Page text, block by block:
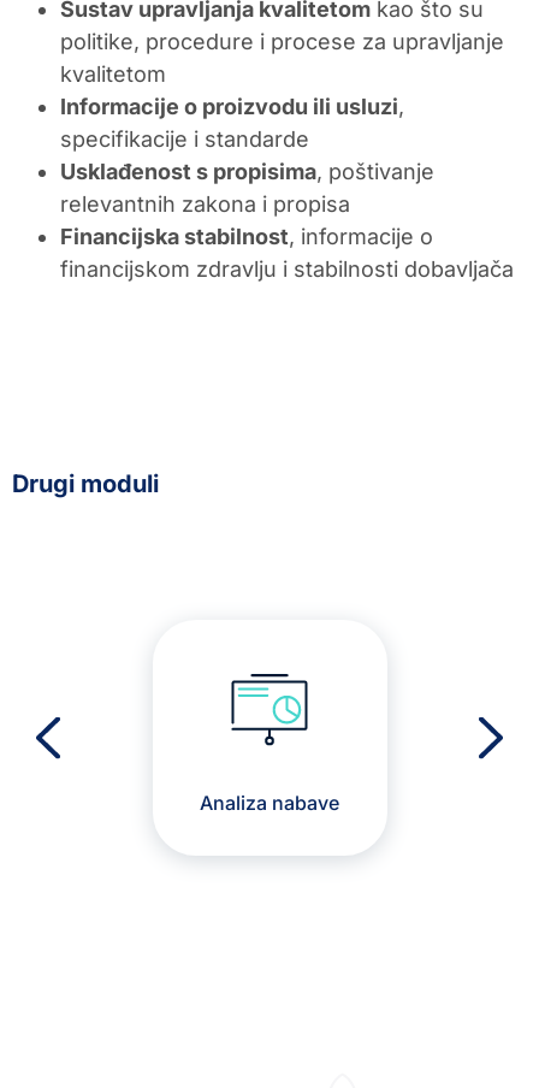
Sustav upravljanja kvalitetom kao što su
politike, procedure i procese za upravljanje
kvalitetom
Informacije o proizvodu ili usluzi,
specifikacije i standarde
Usklađenost s propisima, poštivanje
relevantnih zakona i propisa
Financijska stabilnost, informacije o
financijskom zdravlju i stabilnosti dobavljača
Drugi moduli
Analiza nabave